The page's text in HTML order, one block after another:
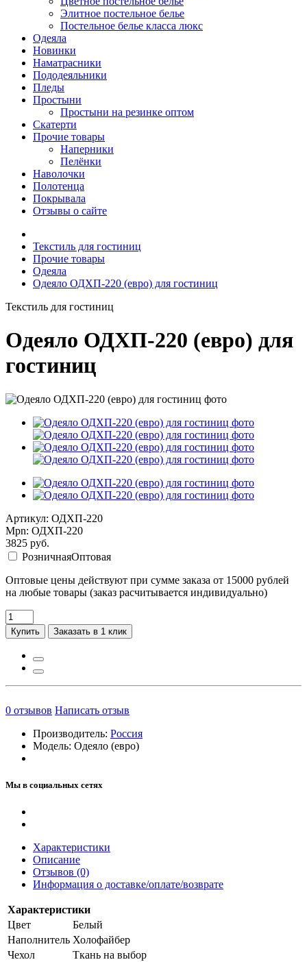
Элитное постельное белье
Постельное белье класса люкс
Одеяла
Новинки
Наматрасники
Пододеяльники
Пледы
Простыни
Простыни на резинке оптом
Скатерти
Прочие товары
Наперники
Пелёнки
Наволочки
Полотенца
Покрывала
Отзывы о сайте
Текстиль для гостиниц
Прочие товары
Одеяла
Одеяло ОДХП-220 (евро) для гостиниц
Текстиль для гостиниц
Одеяло ОДХП-220 (евро) для
гостиниц
Артикул: ОДХП-220
Mpn: ОДХП-220
3825 руб.
РозничнаяОптовая
Оптовые цены действуют при сумме заказа от 15000 рублей
на любые товары (заказ расчитывается индивидуально)
Купить Заказать в 1 клик
0 отзывов Написать отзыв
Производитель: Россия
Модель: Одеяло (евро)
Мы в социальных сетях
Характеристики
Описание
Отзывов (0)
Информация о доставке/оплате/возврате
Характеристики
Цвет
Белый
Наполнитель Холофайбер
Чехол
Ткань на выбор